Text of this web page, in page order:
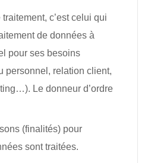
c’est celui qui
de données à
pour ses besoins
personnel, relation client,
Le donneur d’ordre
(finalités) pour
sont traitées.